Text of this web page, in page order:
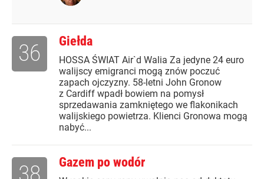
Giełda
HOSSA ŚWIAT Air`d Walia Za jedyne 24 euro
walijscy emigranci mogą znów poczuć
zapach ojczyzny. 58-letni John Gronow
z Cardiff wpadł bowiem na pomysł
sprzedawania zamkniętego we flakonikach
walijskiego powietrza. Klienci Gronowa mogą
nabyć...
36
Gazem po wodór